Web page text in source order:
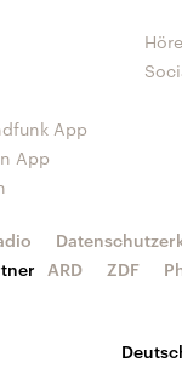
App
App
ARD ZDF